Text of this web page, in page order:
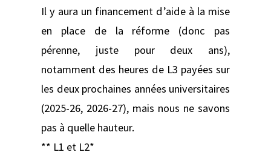
Il y aura un financement d’aide à la mise
en place de la réforme (donc pas
pérenne, juste pour deux ans),
notamment des heures de L3 payées sur
les deux prochaines années universitaires
(2025-26, 2026-27), mais nous ne savons
pas à quelle hauteur.
** L1 et L2*